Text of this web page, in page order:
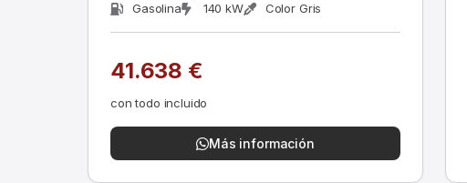
Gasolina
140 kW Color Gris
41.638 €
con todo incluido
Más información